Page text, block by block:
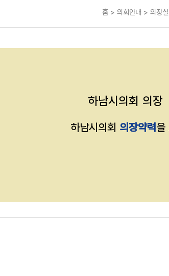
홈 > 의회안내 > 의장
하남시의회 의장
하남시의회 의장약력을